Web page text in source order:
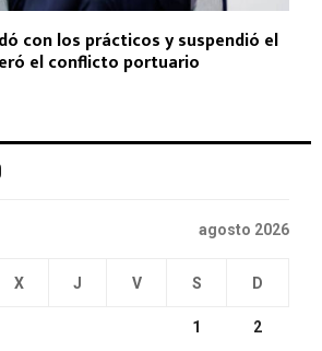
con los prácticos y suspendió el
el conflicto portuario
agosto 2026
X J V S D
1 2